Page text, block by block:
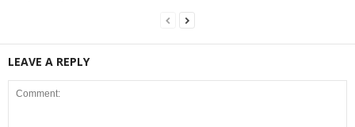
LEAVE A REPLY